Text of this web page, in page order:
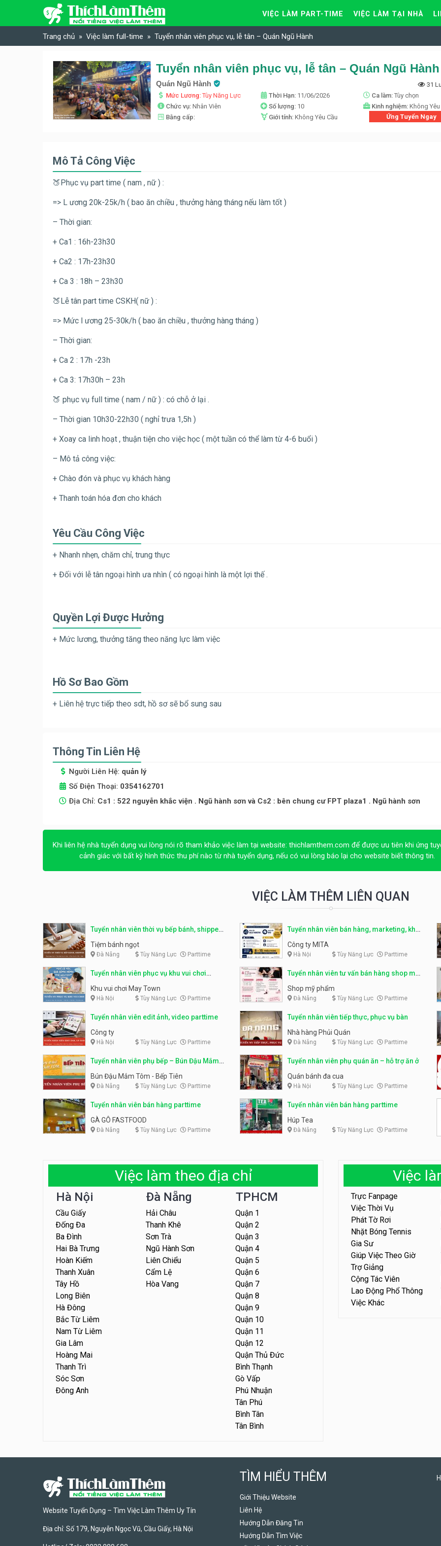
Skip to content
VIỆC LÀM PART-TIME VIỆC LÀM TẠI NHÀ
Trang chủ Việc làm full-time Tuyển nhân viên phục vụ, lễ tân – Quán Ngũ Hành
Tuyển nhân viên phục vụ, lễ tân – Quán Ngũ Hành
Quán Ngũ Hành
31
Mức Lương:Tùy Năng Lực Thời Hạn: 11/06/2026 Ca làm:Tùy chọn
Chức vụ: Nhân Viên Số lượng: 10 Kinh nghiệm:Không Yêu
Bằng cấp:
Giới tính:Không Yêu Cầu Ứng Tuyển Ngay
Mô Tả Công Việc
🍑Phục vụ part time ( nam , nữ ) :
=> L ương 20k-25k/h ( bao ăn chiều , thưởng hàng tháng nếu làm tốt )
– Thời gian:
+ Ca1 : 16h-23h30
+ Ca2 : 17h-23h30
+ Ca 3 : 18h – 23h30
🍑Lễ tân part time CSKH( nữ ) :
=> Mức l ương 25-30k/h ( bao ăn chiều , thưởng hàng tháng )
– Thời gian:
+ Ca 2 : 17h -23h
+ Ca 3: 17h30h – 23h
🍑 phục vụ full time ( nam / nữ ) : có chỗ ở lại .
– Thời gian 10h30-22h30 ( nghỉ trưa 1,5h )
+ Xoay ca linh hoạt , thuận tiện cho việc học ( một tuần có thể làm từ 4-6 buổi )
– Mô tả công việc:
+ Chào đón và phục vụ khách hàng
+ Thanh toán hóa đơn cho khách
Yêu Cầu Công Việc
+ Nhanh nhẹn, chăm chỉ, trung thực
+ Đối với lễ tân ngoại hình ưa nhìn ( có ngoại hình là một lợi thế .
Quyền Lợi Được Hưởng
+ Mức lương, thưởng tăng theo năng lực làm việc
Hồ Sơ Bao Gồm
+ Liên hệ trực tiếp theo sdt, hồ sơ sẽ bổ sung sau
Thông Tin Liên Hệ
Người Liên Hệ: quản lý
Số Điện Thoại: 0354162701
Địa Chỉ: Cs1 : 522 nguyễn khắc viện . Ngũ hành sơn và Cs2 : bên chung cư FPT plaza1 . Ngũ hành sơn
Khi liên hệ nhà tuyển dụng vui lòng nói rõ tham khảo việc làm tại website: thichlamthem.com để được ưu tiên khi ứng
cảnh giác với bất kỳ hình thức thu phí nào từ nhà tuyển dụng, nếu có vui lòng báo lại cho website biết thông tin.
VIỆC LÀM THÊM LIÊN QUAN
Tuyển nhân viên thời vụ bếp bánh, shipper
parttime
Tiệm bánh ngọt
Đà Nẵng Tùy Năng Lực Parttime
Tuyển nhân viên bán hàng, marketing, kho
– parttime, fulltime
Công ty MITA
Hà Nội Tùy Năng Lực Parttime
Tuyển nhân viên phục vụ khu vui chơi
parttime linh động
Khu vui chơi May Town
Hà Nội Tùy Năng Lực Parttime
Tuyển nhân viên tư vấn bán hàng shop mỹ
phẩm
Shop mỹ phẩm
Đà Nẵng Tùy Năng Lực Parttime
Tuyển nhân viên edit ảnh, video parttime
Công ty
Hà Nội Tùy Năng Lực Parttime
Tuyển nhân viên tiếp thực, phục vụ bàn
Nhà hàng Phủi Quán
Đà Nẵng Tùy Năng Lực Parttime
Tuyển nhân viên phụ bếp – Bún Đậu Mắm
Tôm – Bếp Tiên
Bún Đậu Mắm Tôm - Bếp Tiên
Đà Nẵng Tùy Năng Lực Parttime
Tuyển nhân viên phụ quán ăn – hỗ trợ ăn ở
Quán bánh đa cua
Hà Nội Tùy Năng Lực Parttime
Tuyển nhân viên bán hàng parttime
GÀ GÔ FASTFOOD
Đà Nẵng Tùy Năng Lực Parttime
Tuyển nhân viên bán hàng parttime
Húp Tea
Đà Nẵng Tùy Năng Lực Parttime
Việc làm theo địa chỉ
Hà Nội
Cầu Giấy
Đống Đa
Ba Đình
Hai Bà Trưng
Hoàn Kiếm
Thanh Xuân
Tây Hồ
Long Biên
Hà Đông
Bắc Từ Liêm
Nam Từ Liêm
Gia Lâm
Hoàng Mai
Thanh Trì
Sóc Sơn
Đông Anh
Đà Nẵng
Hải Châu
Thanh Khê
Sơn Trà
Ngũ Hành Sơn
Liên Chiểu
Cẩm Lệ
Hòa Vang
TPHCM
Quận 1
Quận 2
Quận 3
Quận 4
Quận 5
Quận 6
Quận 7
Quận 8
Quận 9
Quận 10
Quận 11
Quận 12
Quận Thủ Đức
Bình Thạnh
Gò Vấp
Phú Nhuận
Tân Phú
Bình Tân
Tân Bình
Việc
Trực Fanpage
Việc Thời Vụ
Phát Tờ Rơi
Nhặt Bóng Tennis
Gia Sư
Giúp Việc Theo Giờ
Trợ Giảng
Cộng Tác Viên
Lao Động Phổ Thông
Việc Khác
Website Tuyển Dụng – Tìm Việc Làm Thêm Uy Tín
Địa chỉ: Số 179, Nguyễn Ngọc Vũ, Cầu Giấy, Hà Nội
TÌM HIỂU THÊM
Giới Thiệu Website
Liên Hệ
Hướng Dẫn Đăng Tin
Hướng Dẫn Tìm Việc